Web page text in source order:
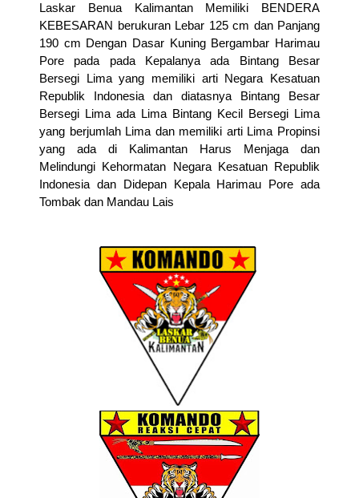
Laskar Benua Kalimantan Memiliki BENDERA
KEBESARAN berukuran Lebar 125 cm dan Panjang
190 cm Dengan Dasar Kuning Bergambar Harimau
Pore pada pada Kepalanya ada Bintang Besar
Bersegi Lima yang memiliki arti Negara Kesatuan
Republik Indonesia dan diatasnya Bintang Besar
Bersegi Lima ada Lima Bintang Kecil Bersegi Lima
yang berjumlah Lima dan memiliki arti Lima Propinsi
yang ada di Kalimantan Harus Menjaga dan
Melindungi Kehormatan Negara Kesatuan Republik
Indonesia dan Didepan Kepala Harimau Pore ada
Tombak dan Mandau Lais